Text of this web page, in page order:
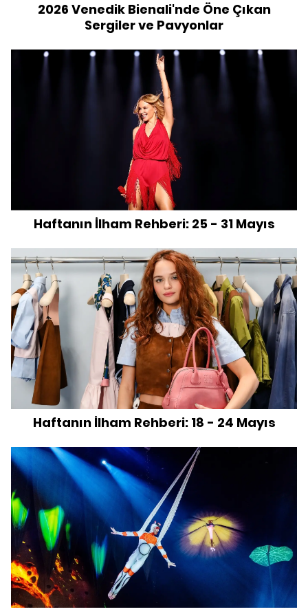
2026 Venedik Bienali'nde Öne Çıkan
Sergiler ve Pavyonlar
Haftanın İlham Rehberi: 25 - 31 Mayıs
Haftanın İlham Rehberi: 18 - 24 Mayıs